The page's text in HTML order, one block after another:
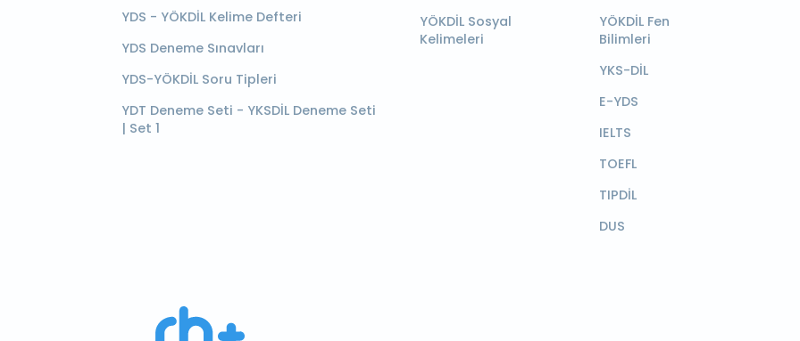
YDS - YÖKDİL Kelime Defteri
YDS Deneme Sınavları
YDS-YÖKDİL Soru Tipleri
YDT Deneme Seti - YKSDİL Deneme Seti
| Set 1
YÖKDİL Sosyal
Kelimeleri
YÖKDİL Fen
Bilimleri
YKS-DİL
E-YDS
IELTS
TOEFL
TIPDİL
DUS